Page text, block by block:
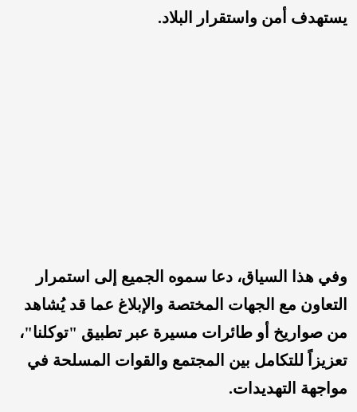
يستهدف أمن واستقرار البلاد.
وفي هذا السياق، دعا سموه الجميع إلى استمرار
التعاون مع الجهات المختصة والإبلاغ عما قد يُشاهد
من صواريخ أو طائرات مسيرة عبر تطبيق "توكلنا"،
تعزيزاً للتكامل بين المجتمع والقوات المسلحة في
مواجهة التهديدات.